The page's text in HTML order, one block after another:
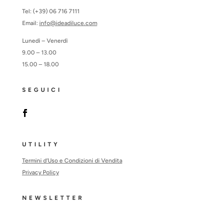
Tel: (+39) 06 716 7111
Email: info@ideadiluce.com
Lunedì – Venerdì
9.00 – 13.00
15.00 – 18.00
SEGUICI
UTILITY
Termini d’Uso e Condizioni di Vendita
Privacy Policy
NEWSLETTER